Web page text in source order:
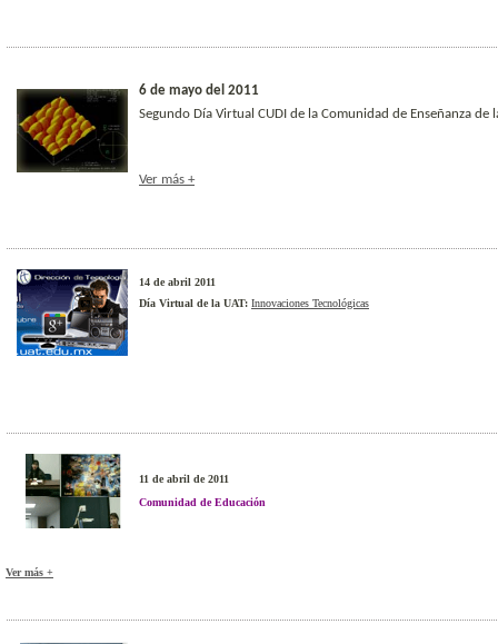
6 de mayo del 2011
Segundo Día Virtual CUDI de la Comunidad de Enseñanza
Ver más +
14 de abril 2011
Día Virtual de la UAT: Innovaciones Tecnológicas
11 de abril de 2011
Comunidad de Educación
Ver más +